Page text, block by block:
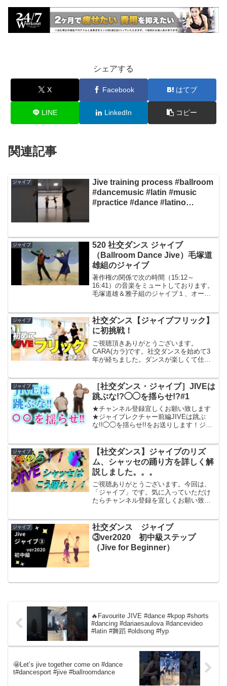
シェアする
X Facebook はてブ
LINE LinkedIn コピー
関連記事
ジャイブ
Jive training process #ballroom
#dancemusic #latin #music
#practice #dance #latino
ジャイブ
520 社交ダンス ジャイブ
（Ballroom Dance Jive）毛塚道
雄組のジャイブ
著作権の関係で次の時間（15:12～
16:41）の音楽をミュートしております。
毛塚道雄＆雅子組のジャイブ１、オープ
ョン４、第２グループのスロー再生５、
第２グループをカウン...
ジャイブ
社交ダンス【ジャイブフリック】
に初挑戦！
ご視聴頂きありがとうございます。
CARA(カラ)です。社交ダンスを始めて3
年が経ちました。ダンスが楽しくて仕方
ブに初挑戦！】【軽やかに足を上げるポ
イント！教えてもらいま...
ジャイブ
［社交ダンス・ジャイブ］JIVEは
跳ぶな!?◯◯を揺らせ!?#1
★チャンネル登録宜しくお願い致します
★ジャイブレクチャー前編JIVEは跳ぶ
な!!◯◯を揺らせ!!をお送りします！ジャ
ら！！そしてジャイブはリード＆フォロ
ーが面白く練習し...
ジャイブ
【社交ダンス】ジャイブのリズ
ム、シャッセの踊り方を詳しく解
説しました。。。
ご視聴ありがとうございます。今回は、
「ジャイブ」です。気に入っていただけ
たらチャンネル登録を宜しくお願い致し
ジオＨＰコチラ↓↓↓●動画素材サイト「え
ふすと f-st...
ジャイブ
社交ダンス ジャイブ
③ver2020 初中級ステップ
（Jive for Beginner）
🔥Favourite JIVE #dance #kpop #shorts
#dancing #dariaesaulova #dancevideo
#latin #舞蹈 #oldsong #fyp
🤩Let’s jive together come on #dance
t#dancesport #jive #ballroomdance